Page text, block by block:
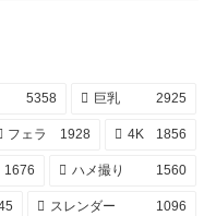
して」 saba00956
5358 巨乳 2925
フェラ 1928 4K 1856
1676 ハメ撮り 1560
スレンダー 1096